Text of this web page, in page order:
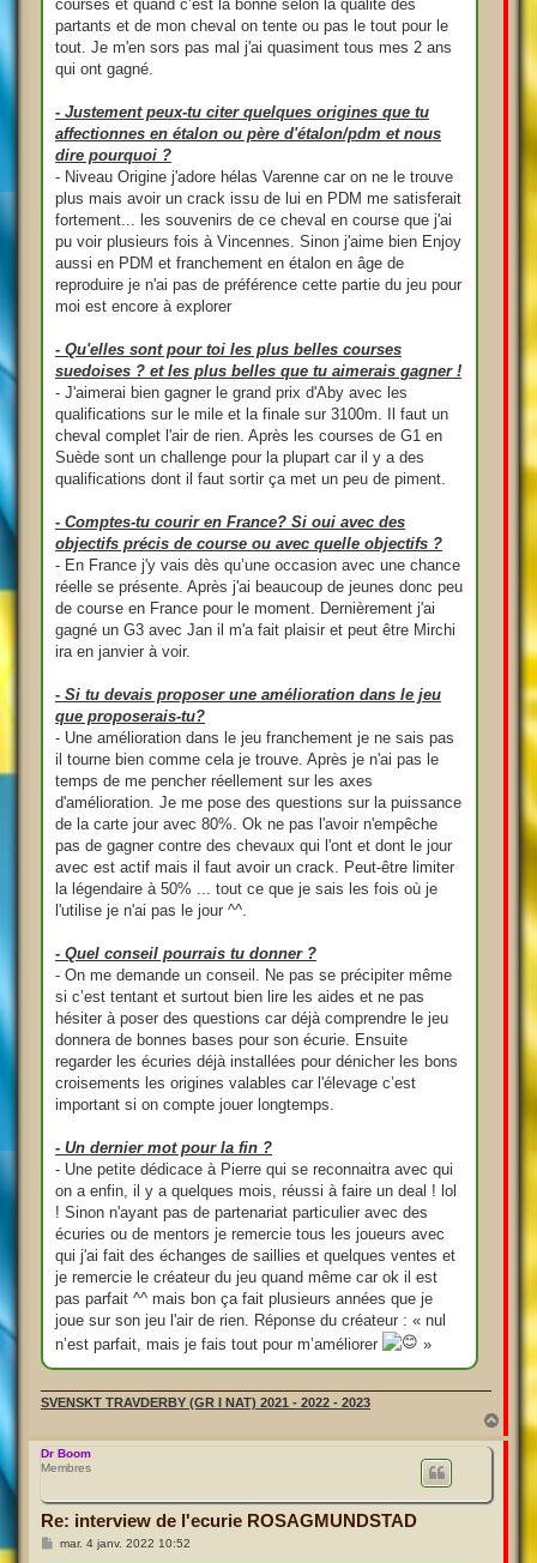
courses et quand c’est la bonne selon la qualité des
partants et de mon cheval on tente ou pas le tout pour le
tout. Je m'en sors pas mal j'ai quasiment tous mes 2 ans
qui ont gagné.
- Justement peux-tu citer quelques origines que tu
affectionnes en étalon ou père d'étalon/pdm et nous
dire pourquoi ?
- Niveau Origine j'adore hélas Varenne car on ne le trouve
plus mais avoir un crack issu de lui en PDM me satisferait
fortement... les souvenirs de ce cheval en course que j'ai
pu voir plusieurs fois à Vincennes. Sinon j'aime bien Enjoy
aussi en PDM et franchement en étalon en âge de
reproduire je n'ai pas de préférence cette partie du jeu pour
moi est encore à explorer
- Qu'elles sont pour toi les plus belles courses
suedoises ? et les plus belles que tu aimerais gagner !
- J'aimerai bien gagner le grand prix d'Aby avec les
qualifications sur le mile et la finale sur 3100m. Il faut un
cheval complet l'air de rien. Après les courses de G1 en
Suède sont un challenge pour la plupart car il y a des
qualifications dont il faut sortir ça met un peu de piment.
- Comptes-tu courir en France? Si oui avec des
objectifs précis de course ou avec quelle objectifs ?
- En France j'y vais dès qu’une occasion avec une chance
réelle se présente. Après j'ai beaucoup de jeunes donc peu
de course en France pour le moment. Dernièrement j'ai
gagné un G3 avec Jan il m'a fait plaisir et peut être Mirchi
ira en janvier à voir.
- Si tu devais proposer une amélioration dans le jeu
que proposerais-tu?
- Une amélioration dans le jeu franchement je ne sais pas
il tourne bien comme cela je trouve. Après je n'ai pas le
temps de me pencher réellement sur les axes
d'amélioration. Je me pose des questions sur la puissance
de la carte jour avec 80%. Ok ne pas l'avoir n'empêche
pas de gagner contre des chevaux qui l'ont et dont le jour
avec est actif mais il faut avoir un crack. Peut-être limiter
la légendaire à 50% ... tout ce que je sais les fois où je
l'utilise je n'ai pas le jour ^^.
- Quel conseil pourrais tu donner ?
- On me demande un conseil. Ne pas se précipiter même
si c’est tentant et surtout bien lire les aides et ne pas
hésiter à poser des questions car déjà comprendre le jeu
donnera de bonnes bases pour son écurie. Ensuite
regarder les écuries déjà installées pour dénicher les bons
croisements les origines valables car l'élevage c’est
important si on compte jouer longtemps.
- Un dernier mot pour la fin ?
- Une petite dédicace à Pierre qui se reconnaitra avec qui
on a enfin, il y a quelques mois, réussi à faire un deal ! lol
! Sinon n'ayant pas de partenariat particulier avec des
écuries ou de mentors je remercie tous les joueurs avec
qui j'ai fait des échanges de saillies et quelques ventes et
je remercie le créateur du jeu quand même car ok il est
pas parfait ^^ mais bon ça fait plusieurs années que je
joue sur son jeu l'air de rien. Réponse du créateur : « nul
n’est parfait, mais je fais tout pour m’améliorer
»
SVENSKT TRAVDERBY (GR I NAT) 2021 - 2022 - 2023
a
Dr Boom
Membres
Re: interview de l'ecurie ROSAGMUNDSTAD
Mmar. 4 janv. 2022 10:52